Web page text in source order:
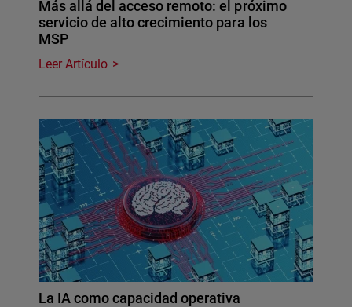
Más allá del acceso remoto: el próximo
servicio de alto crecimiento para los
MSP
Leer Artículo
La IA como capacidad operativa